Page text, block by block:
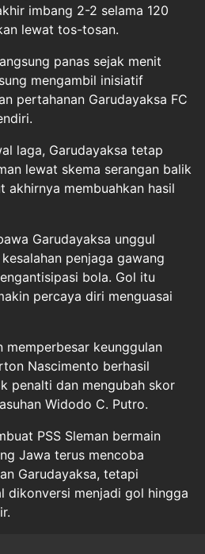
imbang 2-2 selama 120
lewat tos-tosan.
panas sejak menit
mengambil inisiatif
pertahanan Garudayaksa FC
laga, Garudayaksa tetap
lewat skema serangan balik
akhirnya membuahkan hasil
Garudayaksa unggul
penjaga gawang
bola. Gol itu
percaya diri menguasai
memperbesar keunggulan
Nascimento berhasil
penalti dan mengubah skor
Widodo C. Putro.
PSS Sleman bermain
Jawa terus mencoba
Garudayaksa, tetapi
dikonversi menjadi gol hingga